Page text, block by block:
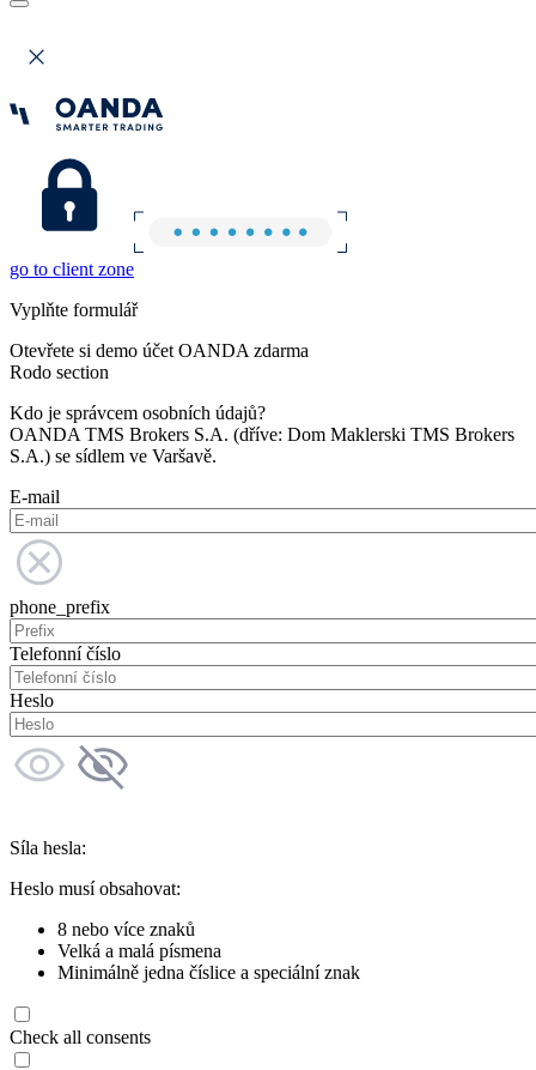
go to client zone
Vyplňte formulář
Otevřete si demo účet OANDA zdarma
Rodo section
Kdo je správcem osobních údajů?
OANDA TMS Brokers S.A. (dříve: Dom Maklerski TMS Brokers
S.A.) se sídlem ve Varšavě.
E-mail
phone_prefix
Telefonní číslo
Heslo
Síla hesla:
Heslo musí obsahovat:
8 nebo více znaků
Velká a malá písmena
Minimálně jedna číslice a speciální znak
Check all consents